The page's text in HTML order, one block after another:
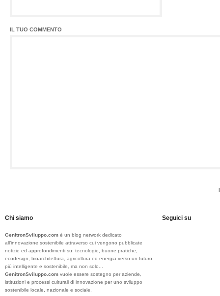
IL TUO COMMENTO
Chi siamo
GenitronSviluppo.com è un blog network dedicato
all’innovazione sostenibile attraverso cui vengono pubblicate
notizie ed approfondimenti su: tecnologie, buone pratiche,
ecodesign, bioarchitettura, agricoltura ed energia verso un futuro
più intelligente e sostenibile, ma non solo...
GenitronSviluppo.com vuole essere sostegno per aziende,
istituzioni e processi culturali di innovazione per uno sviluppo
sostenibile locale, nazionale e sociale.
Seguici su